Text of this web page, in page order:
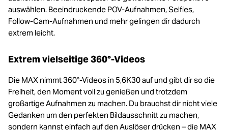
auswählen. Beeindruckende POV-Aufnahmen, Selfies,
Follow-Cam-Aufnahmen und mehr gelingen dir dadurch
extrem leicht.
Extrem vielseitige 360°-Videos
Die MAX nimmt 360°-Videos in 5,6K30 auf und gibt dir so die
Freiheit, den Moment voll zu genießen und trotzdem
großartige Aufnahmen zu machen. Du brauchst dir nicht viele
Gedanken um den perfekten Bildausschnitt zu machen,
sondern kannst einfach auf den Auslöser drücken – die MAX